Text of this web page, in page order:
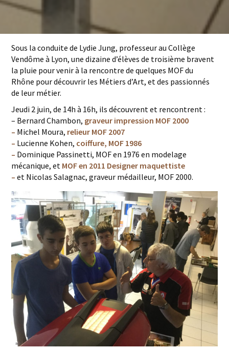
Sous la conduite de Lydie Jung, professeur au Collège
Vendôme à Lyon, une dizaine d’élèves de troisième bravent
la pluie pour venir à la rencontre de quelques MOF du
Rhône pour découvrir les Métiers d’Art, et des passionnés
de leur métier.
Jeudi 2 juin, de 14h à 16h, ils découvrent et rencontrent :
– Bernard Chambon, graveur impression MOF 2000
– Michel Moura, relieur MOF 2007
– Lucienne Kohen, coiffure, MOF 1986
– Dominique Passinetti, MOF en 1976 en modelage
mécanique, et MOF en 2011 Designer maquettiste
–et Nicolas Salagnac, graveur médailleur, MOF 2000.